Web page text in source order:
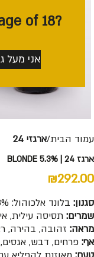
?Are you over the age of 18
אני מעל גיל
עמוד הבית ארגזי 24
ארגז 24 | BLONDE 5.3%
₪292.00
סגנון: בלונד אלכוהול: 5.3%
שמרים: תסיסה עילית,
מראה: זהובה, בהירה,
אף: פרחים, דבש,